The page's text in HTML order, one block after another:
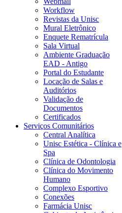
Workflow
Revistas da Unisc
Mural Eletrônico
Enquete Rematrícula
Sala Virtual
Ambiente Graduação
EAD - Antigo
Portal do Estudante
Locação de Salas e
Auditórios
Validação de
Documentos
Certificados
Serviços Comunitários
Central Analítica
Unisc Estética - Clínica e
Spa
Clínica de Odontologia
Clínica do Movimento
Humano
Complexo Esportivo
Conexões
Farmácia Unisc